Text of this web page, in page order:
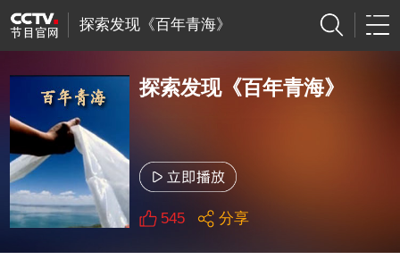
探索发现《百年青海》
探索发现《百年青海》
545 分享